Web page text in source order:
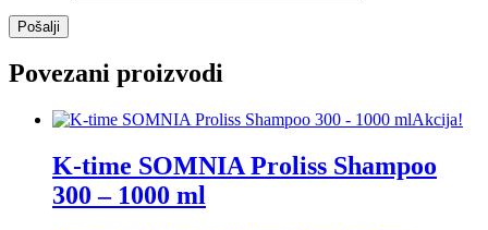
Povezani proizvodi
Akcija!
K-time SOMNIA Proliss Shampoo
300 – 1000 ml